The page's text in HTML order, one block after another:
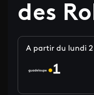
des
A partir du lundi 2